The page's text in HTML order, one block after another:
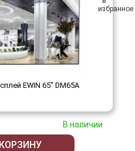
EWIN 65" DM65A
В наличии